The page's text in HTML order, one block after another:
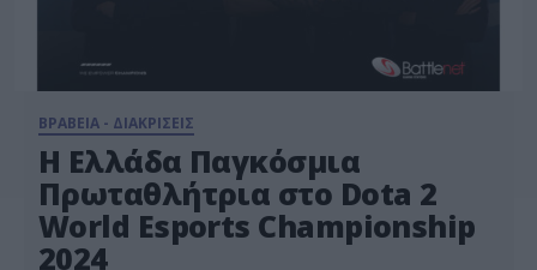
ΒΡΑΒΕΙΑ - ΔΙΑΚΡΙΣΕΙΣ
Η Ελλάδα Παγκόσμια
Πρωταθλήτρια στο Dota 2
World Esports Championship
2024